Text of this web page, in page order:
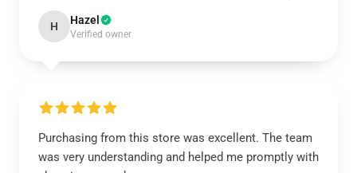
H Hazel
Verified owner
Purchasing from this store was excellent. The team
was very understanding and helped me promptly with